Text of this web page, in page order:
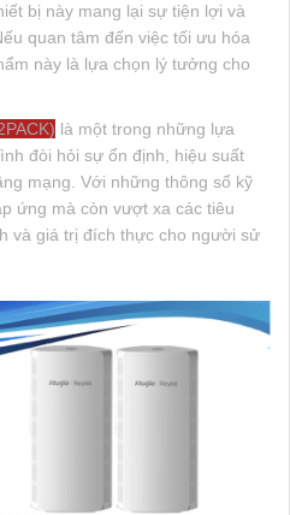
bị này mang lại sự tiện lợi và
quan tâm đến việc tối ưu hóa
này là lựa chọn lý tưởng cho
là một trong những lựa
đòi hỏi sự ổn định, hiệu suất
mạng. Với những thông số kỹ
ứng mà còn vượt xa các tiêu
và giá trị đích thực cho người sử